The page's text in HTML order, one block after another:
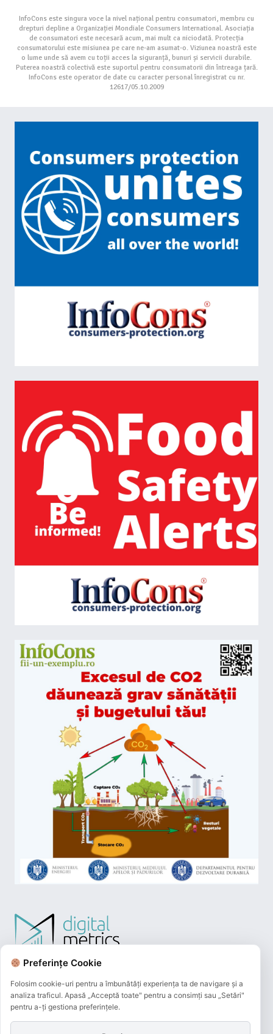
InfoCons este singura voce la nivel național pentru consumatori, membru cu
drepturi depline a Organizației Mondiale Consumers International. Asociația
de consumatori este necesară acum, mai mult ca niciodată. Protecția
consumatorului este misiunea pe care ne-am asumat-o. Viziunea noastră este
o lume unde să avem cu toții acces la siguranță, bunuri și servicii durabile.
Puterea noastră colectivă este suportul pentru consumatorii din întreaga țară.
InfoCons este operator de date cu caracter personal înregistrat cu nr.
12617/05.10.2009
Preferințe Cookie
Folosim cookie-uri pentru a îmbunătăți experiența ta de navigare și a
analiza traficul. Apasă „Acceptă toate" pentru a consimți sau „Setări"
pentru a-ți gestiona preferințele.